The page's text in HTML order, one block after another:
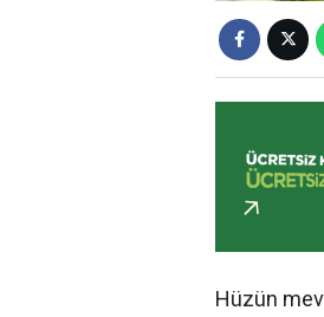
Hüzün